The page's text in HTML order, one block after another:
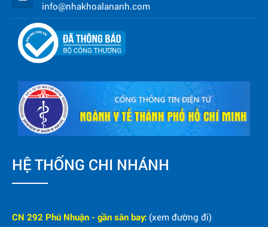
info@nhakhoalananh.com
HỆ THỐNG CHI NHÁNH
CN 292 Phú Nhuận - gần sân bay: (xem đường đi)